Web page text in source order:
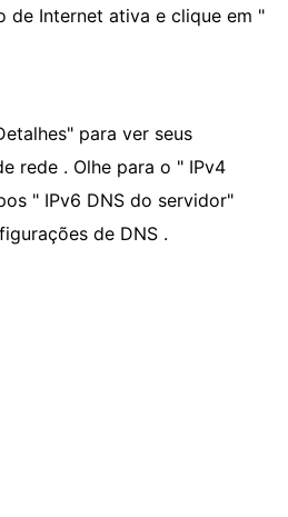
de Internet ativa e clique em "
para ver seus
rede . Olhe para o " IPv4
" IPv6 DNS do servidor"
de DNS .